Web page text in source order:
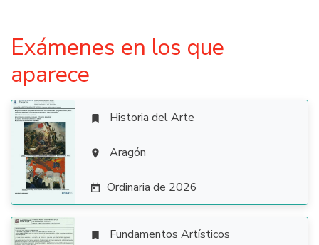
Exámenes en los que
aparece

 Historia del Arte
 Aragón
 Ordinaria de 2026
 Fundamentos Artísticos